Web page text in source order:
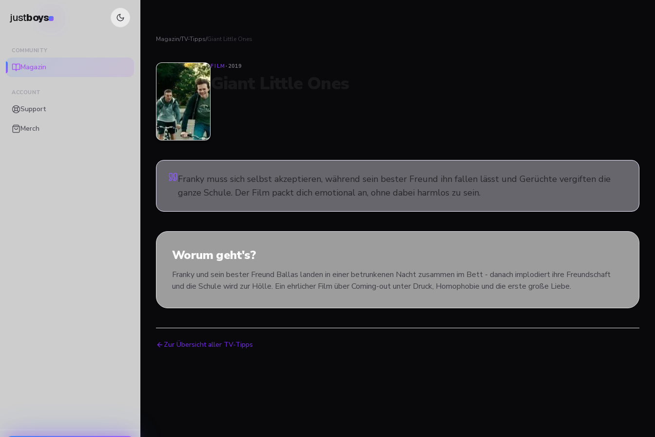
justboys
COMMUNITY
Magazin
ACCOUNT
Support
Merch
Magazin/TV-Tipps/Giant Little Ones
FILM· 2019
Franky muss sich selbst akzeptieren, während sein bester Freund ihn fallen lässt und Gerüchte vergiften die
ganze Schule. Der Film packt dich emotional an, ohne dabei harmlos zu sein.
Worum geht's?
Franky und sein bester Freund Ballas landen in einer betrunkenen Nacht zusammen im Bett - danach implodiert ihre Freundschaft
und die Schule wird zur Hölle. Ein ehrlicher Film über Coming-out unter Druck, Homophobie und die erste große Liebe.
Zur Übersicht aller TV-Tipps